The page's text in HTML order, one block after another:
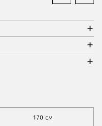
170 см